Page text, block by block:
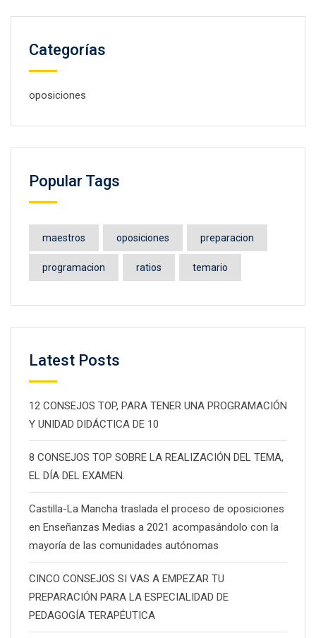
Categorías
oposiciones
Popular Tags
maestros oposiciones preparacion
programacion ratios temario
Latest Posts
12 CONSEJOS TOP, PARA TENER UNA PROGRAMACIÓN
Y UNIDAD DIDÁCTICA DE 10
8 CONSEJOS TOP SOBRE LA REALIZACIÓN DEL TEMA,
EL DÍA DEL EXAMEN.
Castilla-La Mancha traslada el proceso de oposiciones
en Enseñanzas Medias a 2021 acompasándolo con la
mayoría de las comunidades autónomas
CINCO CONSEJOS SI VAS A EMPEZAR TU
PREPARACIÓN PARA LA ESPECIALIDAD DE
PEDAGOGÍA TERAPÉUTICA